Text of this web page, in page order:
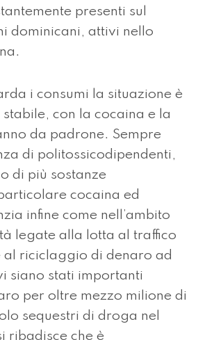
presenti sul
dominicani, attivi nello
i consumi la situazione è
con la cocaina e la
da padrone. Sempre
di politossicodipendenti,
di più sostanze
cocaina ed
infine come nell’ambito
legate alla lotta al traffico
al riciclaggio di denaro ad
siano stati importanti
per oltre mezzo milione di
sequestri di droga nel
ribadisce che è